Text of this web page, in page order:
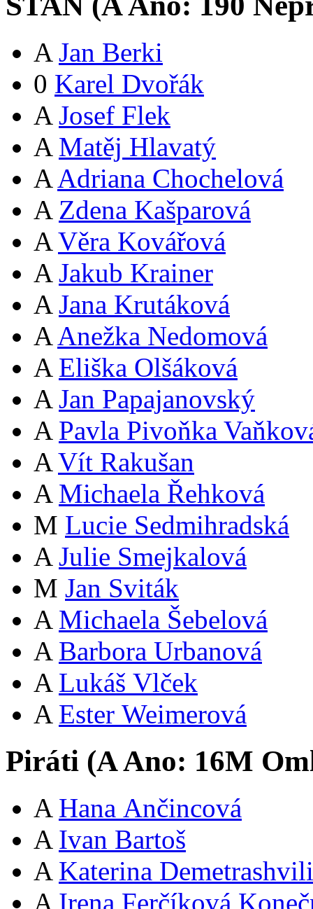
A Jan Berki
0 Karel Dvořák
A Josef Flek
A Matěj Hlavatý
A Adriana Chochelová
A Zdena Kašparová
A Věra Kovářová
A Jakub Krainer
A Jana Krutáková
A Anežka Nedomová
A Eliška Olšáková
A Jan Papajanovský
A Pavla Pivoňka
A Vít Rakušan
A Michaela Řehková
M Lucie Sedmihradská
A Julie Smejkalová
M Jan Sviták
A Michaela Šebelová
A Barbora Urbanová
A Lukáš Vlček
A Ester Weimerová
Piráti (AAno: 16M
A Hana Ančincová
A Ivan Bartoš
A Katerina Demetrashvili
A Irena Ferčíková